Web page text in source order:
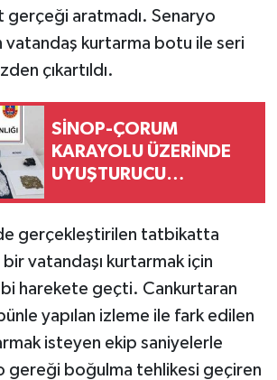
gerçeği aratmadı. Senaryo
kurtarma botu ile seri
çıkartıldı.
SİNOP-ÇORUM
KARAYOLU ÜZERİNDE
UYUŞTURUCU
gerçekleştirilen tatbikatta
vatandaşı kurtarmak için
harekete geçti. Cankurtaran
yapılan izleme ile fark edilen
isteyen ekip saniyelerle
gereği boğulma tehlikesi geçiren